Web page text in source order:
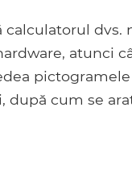
calculatorul dvs.
atunci
după cum se